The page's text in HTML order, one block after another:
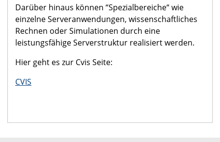
Darüber hinaus können “Spezialbereiche“ wie
einzelne Serveranwendungen, wissenschaftliches
Rechnen oder Simulationen durch eine
leistungsfähige Serverstruktur realisiert werden.
Hier geht es zur Cvis Seite:
CVIS